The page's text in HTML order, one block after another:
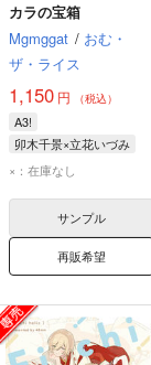
カラの宝箱
Mgmggat / おむ・
ザ・ライス
1,150 円 （税込）
A3!
卯木千景×立花いづみ
卯木千景
×：在庫なし
サンプル
再販希望